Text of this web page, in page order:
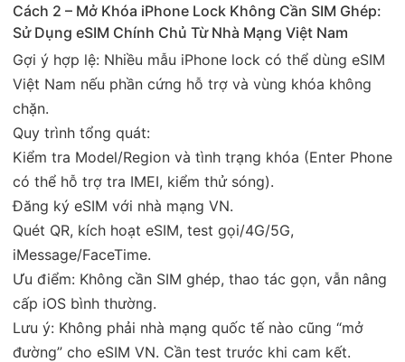
Cách 2 – Mở Khóa iPhone Lock Không Cần SIM Ghép:
Sử Dụng eSIM Chính Chủ Từ Nhà Mạng Việt Nam
Gợi ý hợp lệ: Nhiều mẫu iPhone lock có thể dùng eSIM
Việt Nam nếu phần cứng hỗ trợ và vùng khóa không
chặn.
Quy trình tổng quát:
Kiểm tra Model/Region và tình trạng khóa (Enter Phone
có thể hỗ trợ tra IMEI, kiểm thử sóng).
Đăng ký eSIM với nhà mạng VN.
Quét QR, kích hoạt eSIM, test gọi/4G/5G,
iMessage/FaceTime.
Ưu điểm: Không cần SIM ghép, thao tác gọn, vẫn nâng
cấp iOS bình thường.
Lưu ý: Không phải nhà mạng quốc tế nào cũng “mở
đường” cho eSIM VN. Cần test trước khi cam kết.